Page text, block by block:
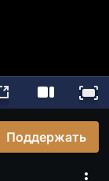
Поддержать